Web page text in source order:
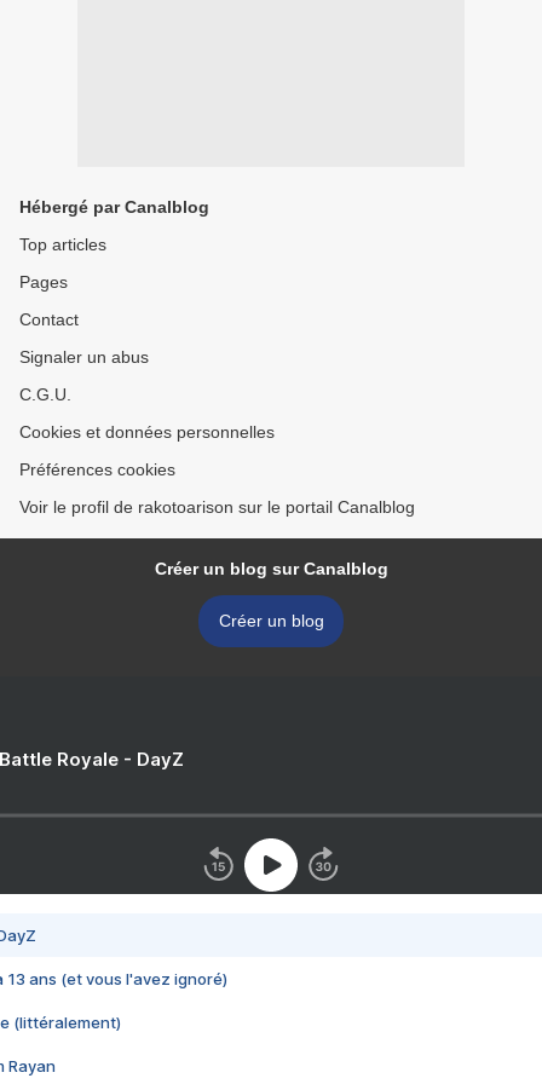
Hébergé par Canalblog
Top articles
Pages
Contact
Signaler un abus
C.G.U.
Cookies et données personnelles
Préférences cookies
Voir le profil de rakotoarison sur le portail Canalblog
Créer un blog sur Canalblog
Créer un blog
Royale - DayZ
13 ans (et vous l'avez ignoré)
(littéralement)
Rayan